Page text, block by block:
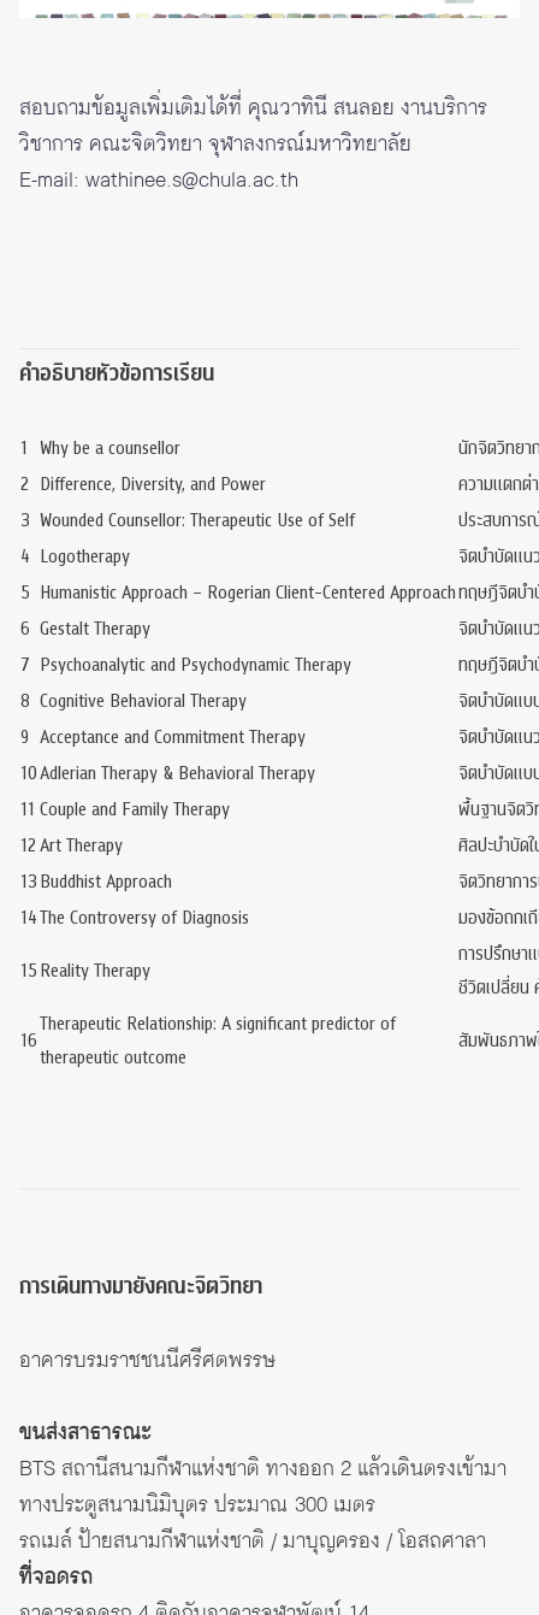
สอบถามข้อมูลเพิ่มเติมได้ที่ คุณวาทินี สนลอย งานบริการ
วิชาการ คณะจิตวิทยา จุฬาลงกรณ์มหาวิทยาลัย
E-mail: wathinee.s@chula.ac.th
คำอธิบายหัวข้อการเรียน
1 Why be a counsellor
นักจิตวิทยา
2 Difference, Diversity, and Power
ความแตกต่
3 Wounded Counsellor: Therapeutic Use of Self
ประสบการ
4 Logotherapy
จิตบำบัดแน
5 Humanistic Approach – Rogerian Client-Centered Approachทฤษฎีจิตบำ
6 Gestalt Therapy
จิตบำบัดแน
7 Psychoanalytic and Psychodynamic Therapy
ทฤษฎีจิตบำ
8 Cognitive Behavioral Therapy
จิตบำบัดแบ
9 Acceptance and Commitment Therapy
จิตบำบัดแ
10Adlerian Therapy & Behavioral Therapy
จิตบำบัดแบ
11 Couple and Family Therapy
พื้นฐานจิตวิ
12Art Therapy
ศิลปะบำบัด
13Buddhist Approach
จิตวิทยากา
14The Controversy of Diagnosis
มองข้อถกเ
15Reality Therapy
การปรึกษา
ชีวิตเปลี่ยน
16
Therapeutic Relationship: A significant predictor of
therapeutic outcome
สัมพันธภาพ
การเดินทางมายังคณะจิตวิทยา
อาคารบรมราชชนนีศรีศตพรรษ
ขนส่งสาธารณะ
BTS สถานีสนามกีฬาแห่งชาติ ทางออก 2 แล้วเดินตรงเข้ามา
ทางประตูสนามนิมิบุตร ประมาณ 300 เมตร
รถเมล์ ป้ายสนามกีฬาแห่งชาติ / มาบุญครอง / โอสถศาลา
ที่จอดรถ